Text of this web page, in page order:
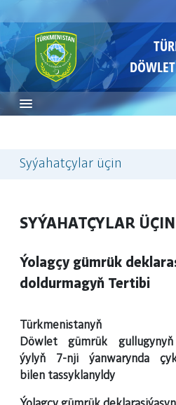
Syýahatçylar üçin
SYÝAHATÇYLAR ÜÇIN
Ýolagçy gümrük
doldurmagyň Tertibi
Türkmenistanyň
Döwlet gümrük
ýylyň 7-nji ýanwarynda
bilen tassyklanyldy